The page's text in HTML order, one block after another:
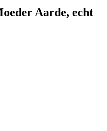
Aarde, echt